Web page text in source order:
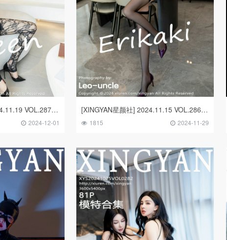
[XINGYAN星颜社] 2024.11.19 VOL.287 王婉悠Queen
2024-12-01
[XINGYAN星颜社] 2024.11.15 VOL.286 Erikaki
1815 2024-11-29